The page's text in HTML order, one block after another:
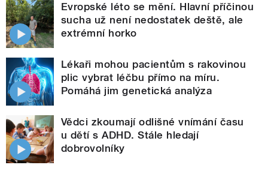
Evropské léto se mění. Hlavní příčinou
sucha už není nedostatek deště, ale
extrémní horko
Lékaři mohou pacientům s rakovinou
plic vybrat léčbu přímo na míru.
Pomáhá jim genetická analýza
Vědci zkoumají odlišné vnímání času
u dětí s ADHD. Stále hledají
dobrovolníky